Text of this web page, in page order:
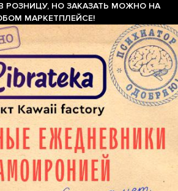
РОЗНИЦУ, НО ЗАКАЗАТЬ МОЖНО НА
МАРКЕТПЛЕЙСЕ!